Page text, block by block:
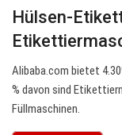
Hülsen-
Alibaba.com bietet
% davon sind
Füllmaschinen.